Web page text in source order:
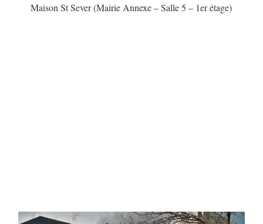
Maison St Sever (Mairie Annexe – Salle 5 – 1er étage)